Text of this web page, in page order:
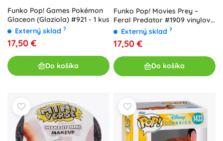
Funko Pop! Games Pokémon
Glaceon (Glaziola) #921 - 1 kus
Externý sklad ?
17,50 €
Do košíka
Funko Pop! Movies Prey –
Feral Predator #1909 vinylová
figúrka
Externý sklad ?
17,50 €
Do košíka